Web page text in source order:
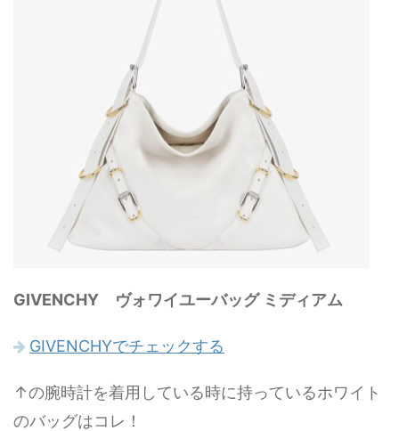
GIVENCHY ヴォワイユーバッグ ミディアム
GIVENCHYでチェックする
↑の腕時計を着用している時に持っているホワイト
のバッグはコレ！